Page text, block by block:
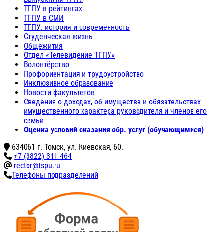
ТГПУ в рейтингах
ТГПУ в СМИ
ТГПУ: история и современность
Студенческая жизнь
Общежития
Отдел «Телевидение ТГПУ»
Волонтёрство
Профориентация и трудоустройство
Инклюзивное образование
Новости факультетов
Сведения о доходах, об имуществе и обязательствах
имущественного характера руководителя и членов его
семьи
Оценка условий оказания обр. услуг (обучающимися)
634061 г. Томск, ул. Киевская, 60.
+7 (3822) 311 464
rector@tspu.ru
Телефоны подразделений